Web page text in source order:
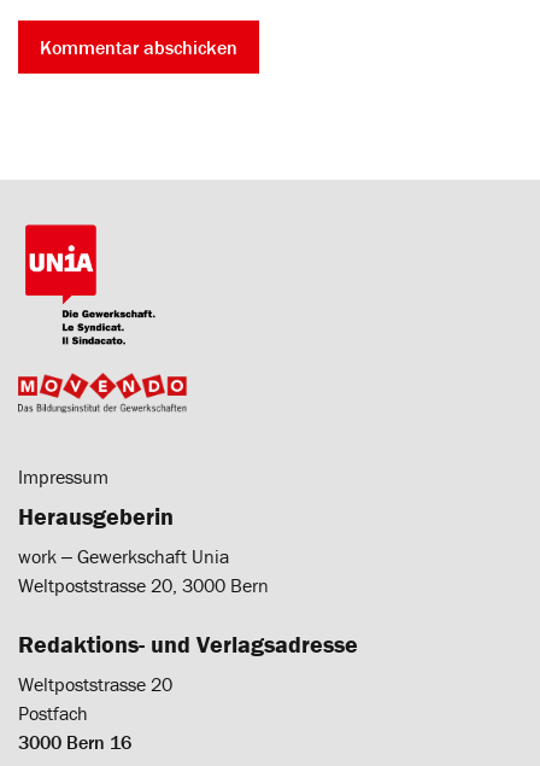
Impressum
Herausgeberin
work ‒ Gewerkschaft Unia
Weltpoststrasse 20, 3000 Bern
Redaktions- und Verlagsadresse
Weltpoststrasse 20
Postfach
3000 Bern 16